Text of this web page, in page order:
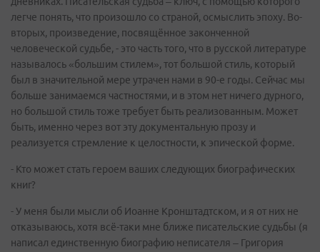
легче понять, что произошло со страной, осмыслить эпоху. Во-
вторых, произведение, посвящённое законченной
человеческой судьбе, - это часть того, что в русской литературе
называлось «большим стилем», тот большой стиль, который
был в значительной мере утрачен нами в 90-е годы. Сейчас мы
больше занимаемся частностями, и в этом нет ничего дурного,
но большой стиль тоже требует быть реализованным. Может
быть, именно через вот эту документальную прозу и
реализуется стремление к целостности, к эпической форме.
- Кто может стать героем ваших следующих биографических
книг?
- У меня были мысли об Иоанне Кронштадтском, и я от них не
отказываюсь, хотя всё-таки мне ближе писательские судьбы (я
написал единственную биографию неписателя – Григория